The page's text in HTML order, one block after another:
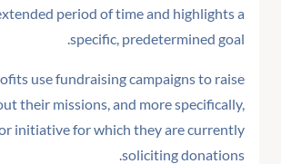
period of time and highlights a
specific, predetermined goal.
use fundraising campaigns to raise
their missions, and more specifically,
initiative for which they are currently
soliciting donations.